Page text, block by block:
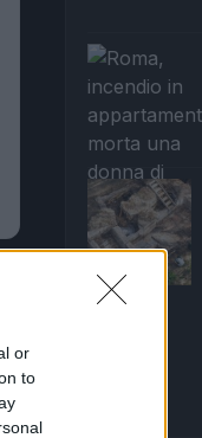
or
to